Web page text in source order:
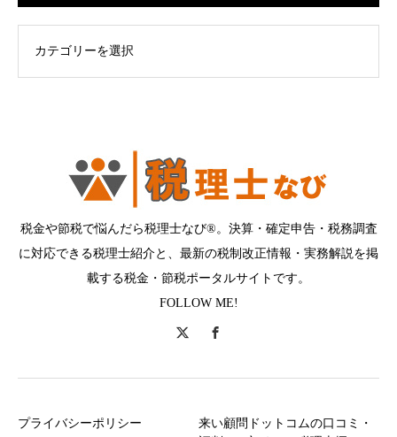
税金や節税で悩んだら税理士なび®。決算・確定申告・税務調査
に対応できる税理士紹介と、最新の税制改正情報・実務解説を掲
載する税金・節税ポータルサイトです。
FOLLOW ME!
プライバシーポリシー
来い顧問ドットコムの口コミ・